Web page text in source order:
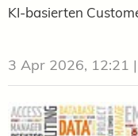
KI-basierten
3 Apr 2026, 12:21 |